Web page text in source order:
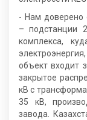
- Нам доверено
– подстанции
комплекса,
объект входит
закрытое
кВ с
35 кВ,
завода.